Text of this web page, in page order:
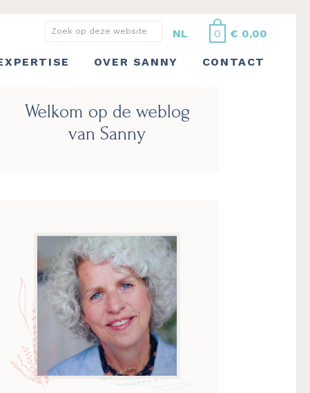
0 € 0,00
Zoek
deze
NL
OVER SANNY CONTACT
Sidebar
Welkom op de weblog
van Sanny